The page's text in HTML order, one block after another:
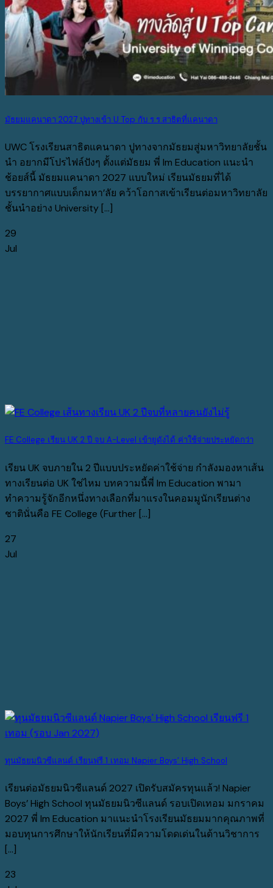
มัธยมแคนาดา 2027 ปูทางเข้า U Top กับ ร.ร.สาธิตที่แคนาดา
UWC โรงเรียนสาธิตแคนาดา ปูทางจากมัธยมสู่มหาวิทยาลัยชั้น
นำ อยากมีโปรไฟล์ปังๆ ตั้งแต่มัธยม พี่ Im Education แนะนำ
ช้อยส์นี้ มัธยมแคนาดา 2027 แบบใหม่ เรียนมัธยมที่ได้
บรรยากาศแบบเด็กมหา’ลัย คว้าโอกาสเข้าเรียนต่อมหาวิทยาลัย
ชั้นนำอย่าง University [...]
29
Jul
FE College เรียน UK 2 ปี จบ A-Level เข้ายูดังได้ ค่าใช้จ่ายประหยัดกว่า
เรียน UK จบภายใน 2 ปีแบบประหยัดค่าใช้จ่าย กำลังมองหาเส้น
ทางเรียนต่อ UK ใช่ไหม บทความนี้พี่ Im Education พามา
ทำความรู้จักอีกหนึ่งทางเลือกที่มาแรงในคอมมูนักเรียนต่าง
ชาตินั่นคือ FE College (Further [...]
27
Jul
ทุนมัธยมนิวซีแลนด์ เรียนฟรี 1 เทอม Napier Boys’ High School
เรียนต่อมัธยมนิวซีแลนด์ 2027 เปิดรับสมัครทุนแล้ว! Napier
Boys’ High School ทุนมัธยมนิวซีแลนด์ รอบเปิดเทอม มกราคม
2027 พี่ Im Education มาแนะนำโรงเรียนมัธยมมากคุณภาพที่
มอบทุนการศึกษาให้นักเรียนที่มีความโดดเด่นในด้านวิชาการ
[...]
23